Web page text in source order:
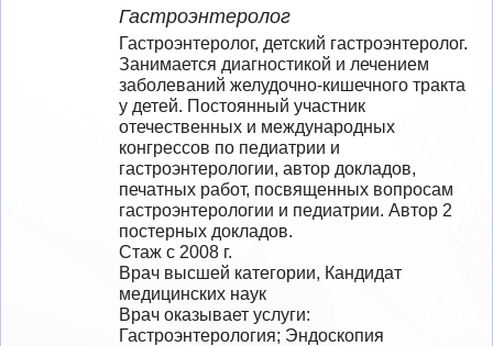
Гастроэнтеролог
Гастроэнтеролог, детский гастроэнтеролог.
Занимается диагностикой и лечением
заболеваний желудочно-кишечного тракта
у детей. Постоянный участник
отечественных и международных
конгрессов по педиатрии и
гастроэнтерологии, автор докладов,
печатных работ, посвященных вопросам
гастроэнтерологии и педиатрии. Автор 2
постерных докладов.
Стаж с 2008 г.
Врач высшей категории, Кандидат
медицинских наук
Врач оказывает услуги:
Гастроэнтерология; Эндоскопия